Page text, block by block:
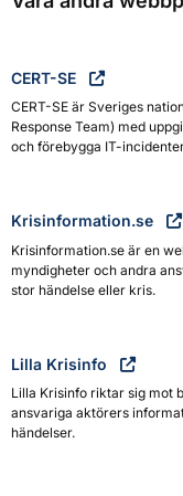
CERT-SE
CERT-SE är Sveriges
Response Team) med
och förebygga IT-
Krisinformation.se
Krisinformation.se är en
myndigheter och andra
stor händelse eller kris.
Lilla Krisinfo
Lilla Krisinfo riktar sig mot
ansvariga aktörers
händelser.